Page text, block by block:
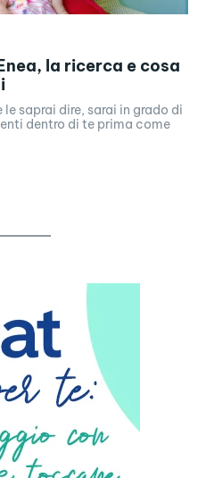
la ricerca e cosa
saprai dire, sarai in grado di
dentro di te prima come